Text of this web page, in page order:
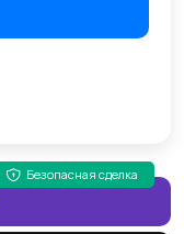
Безопасная сделка